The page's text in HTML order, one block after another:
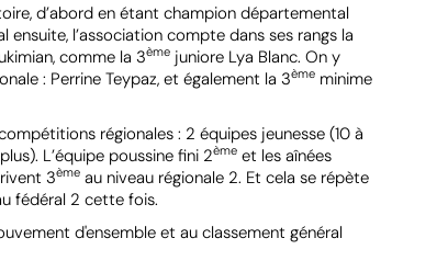
d’abord en étant champion départemental
l’association compte dans ses rangs la
comme la 3èmejuniore Lya Blanc. On y
: Perrine Teypaz, et également la 3èmeminime
régionales : 2 équipes jeunesse (10 à
L’équipe poussine fini 2èmeet les aînées
3èmeau niveau régionale 2. Et cela se répète
fédéral 2 cette fois.
d'ensemble et au classement général